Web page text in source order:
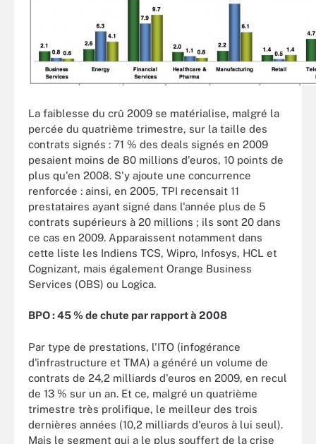
La faiblesse du crû 2009 se matérialise, malgré la
percée du quatrième trimestre, sur la taille des
contrats signés : 71 % des deals signés en 2009
pesaient moins de 80 millions d'euros, 10 points de
plus qu'en 2008. S'y ajoute une concurrence
renforcée : ainsi, en 2005, TPI recensait 11
prestataires ayant signé dans l'année plus de 5
contrats supérieurs à 20 millions ; ils sont 20 dans
ce cas en 2009. Apparaissent notamment dans
cette liste les Indiens TCS, Wipro, Infosys, HCL et
Cognizant, mais également Orange Business
Services (OBS) ou Logica.
BPO : 45 % de chute par rapport à 2008
Par type de prestations, l'ITO (infogérance
d'infrastructure et TMA) a généré un volume de
contrats de 24,2 milliards d'euros en 2009, en recul
de 13 % sur un an. Et ce, malgré un quatrième
trimestre très prolifique, le meilleur des trois
dernières années (10,2 milliards d'euros à lui seul).
Mais le segment qui a le plus souffert de la crise